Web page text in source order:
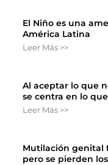
El Niño es una
América Latina
Leer Más >>
Al aceptar lo que
se centra en lo
Leer Más >>
Mutilación genital
pero se pierden